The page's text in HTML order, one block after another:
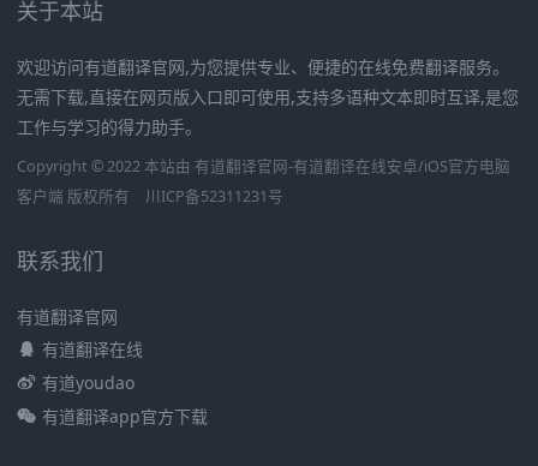
关于本站
欢迎访问有道翻译官网,为您提供专业、便捷的在线免费翻译服务。
无需下载,直接在网页版入口即可使用,支持多语种文本即时互译,是您
工作与学习的得力助手。
Copyright © 2022 本站由 有道翻译官网-有道翻译在线安卓/iOS官方电脑
客户端 版权所有
川ICP备52311231号
联系我们
有道翻译官网
有道翻译在线
有道youdao
有道翻译app官方下载